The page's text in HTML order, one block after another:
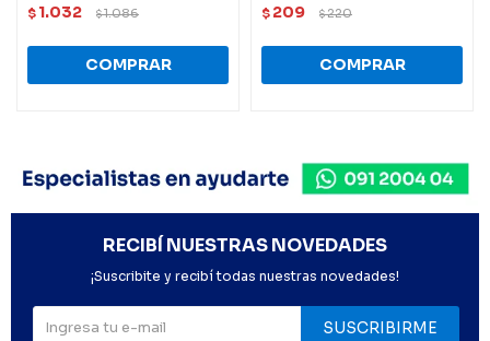
$ 1.032 $1.086 $ 209 $220
RECIBÍ NUESTRAS NOVEDADES
¡Suscribite y recibí todas nuestras novedades!
SUSCRIBIRME